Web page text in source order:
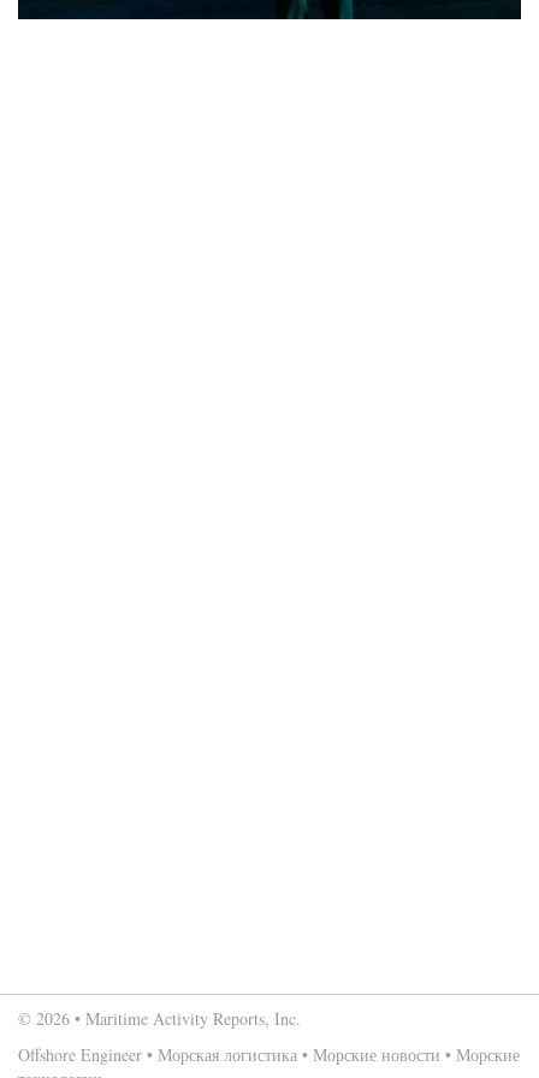
© 2026 • Maritime Activity Reports, Inc.
Offshore Engineer • Морская логистика • Морские новости • Морские